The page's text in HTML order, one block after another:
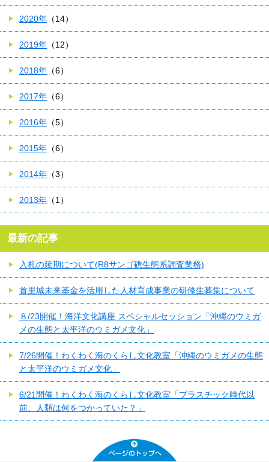
2020年 （14）
2019年 （12）
2018年 （6）
2017年 （6）
2016年 （5）
2015年 （6）
2014年 （3）
2013年 （1）
最新の記事
入札の延期について(R8サンゴ礁生態系調査業務)
首里城未来基金を活用した人材育成事業の研修生募集について
８/23開催！海洋文化講座 スペシャルセッション「沖縄のウミガ
メの生態と太平洋のウミガメ文化」
7/26開催！わくわく海のくらし文化教室「沖縄のウミガメの生態
と太平洋のウミガメ文化」
6/21開催！わくわく海のくらし文化教室「プラスチック時代以
前、人類は何をつかっていた？」